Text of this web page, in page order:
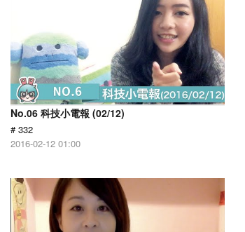
No.06 科技小電報 (02/12)
# 332
2016-02-12 01:00